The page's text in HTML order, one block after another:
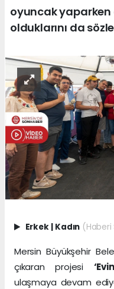
oyuncak
olduklarını da
Erkek | Kadın (Haberi
Mersin Büyükşehir
çıkaran projesi
ulaşmaya devam